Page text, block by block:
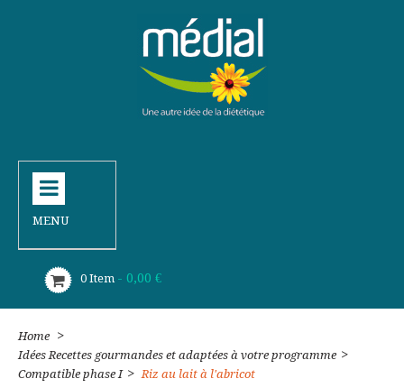
MENU
0Item - 0,00 €
Home >
Idées Recettes gourmandes et adaptées à votre programme >
Compatible phase I > Riz au lait à l'abricot